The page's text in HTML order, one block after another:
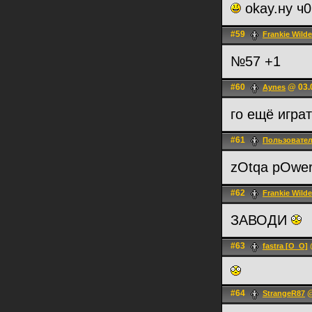
okay.ну
#59 Frankie
№57 +1
#60 Aynes @
го ещё
#61
zOtqa
#62 Frankie
ЗАВОДИ
#63 fastra [O_O]
#64 StrangeR87